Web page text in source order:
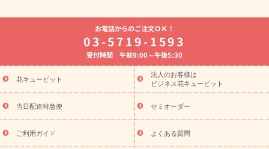
よく贈られる花
お祝いの花特集
誕生日フラワーギフト特集
8月の誕生花(トルコキキョウ)
開店・開業祝い
お供え・お悔やみ お供え・お悔やみの花
通夜・葬儀に贈る花 胡蝶蘭・花鉢
ーブドフラワー
季節のイベント
ひまわり ギフト・プレゼント
特集
お盆 花（新盆・初盆） 季節のイベント
お盆 花（新
盆・初盆）
お盆 花（新盆・初盆）
お盆・お供え 花とセットギ
フト
お盆・お供え プリザーブドフラワー
ひまわり ギフト・プ
レゼント特集
夏の花贈り・お中元・暑中見舞い 花のギフト特集
敬老の日におくる花ギフト・プレゼント特集
花ギフト・プレゼント特集
敬老の日 花のおすすめランキング
敬
お電話からのご注文ＯＫ！
03-5719-1593
受付時間 午前9:00～午後5:30
花キューピット
法人のお客様は
ビジネス花キューピット
当日配達特急便 セミオーダー
ご利用ガイド よくある質問